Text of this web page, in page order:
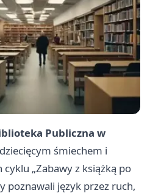
Publiczna w
śmiechem i
„Zabawy z książką po
poznawali język przez ruch,